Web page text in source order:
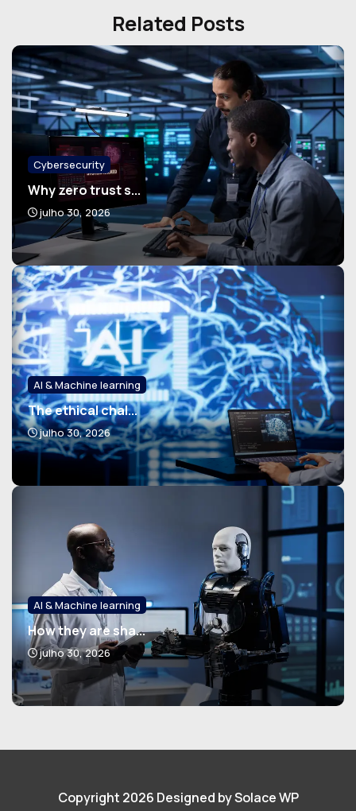
Related Posts
Cybersecurity
Why zero trust s...
julho 30, 2026
AI & Machine learning
The ethical chal...
julho 30, 2026
AI & Machine learning
How they are sha...
julho 30, 2026
Copyright 2026 Designed by Solace WP